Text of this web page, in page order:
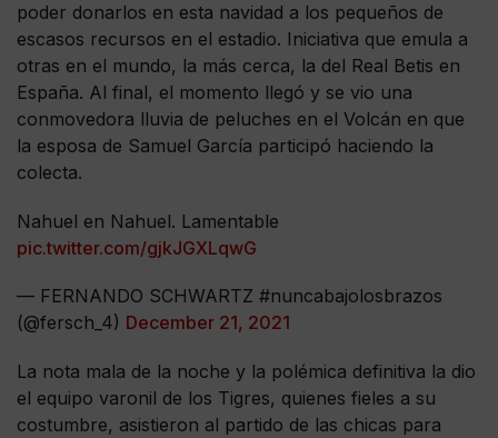
poder donarlos en esta navidad a los pequeños de
escasos recursos en el estadio. Iniciativa que emula a
otras en el mundo, la más cerca, la del Real Betis en
España. Al final, el momento llegó y se vio una
conmovedora lluvia de peluches en el Volcán en que
la esposa de Samuel García participó haciendo la
colecta.
Nahuel en Nahuel. Lamentable
pic.twitter.com/gjkJGXLqwG
— FERNANDO SCHWARTZ #nuncabajolosbrazos
(@fersch_4) December 21, 2021
La nota mala de la noche y la polémica definitiva la dio
el equipo varonil de los Tigres, quienes fieles a su
costumbre, asistieron al partido de las chicas para